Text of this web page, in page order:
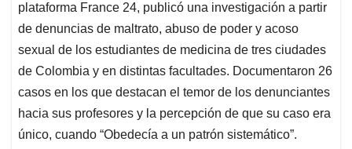
plataforma France 24, publicó una investigación a partir
de denuncias de maltrato, abuso de poder y acoso
sexual de los estudiantes de medicina de tres ciudades
de Colombia y en distintas facultades. Documentaron 26
casos en los que destacan el temor de los denunciantes
hacia sus profesores y la percepción de que su caso era
único, cuando “Obedecía a un patrón sistemático”.